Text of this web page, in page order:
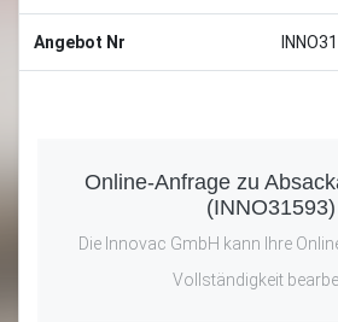
Angebot Nr
Online-Anfrage zu
(INNO31593)
Die Innovac GmbH kann Ihre
Vollständigkeit